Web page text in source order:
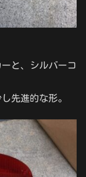
と、シルバーコ
先進的な形。